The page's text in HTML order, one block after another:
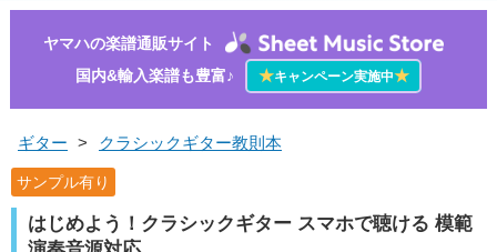
ヤマハの楽譜通販サイト
国内&輸入楽譜も豊富♪
★キャンペーン実施中★
ギター > クラシックギター教則本
サンプル有り
はじめよう！クラシックギター スマホで聴ける 模範